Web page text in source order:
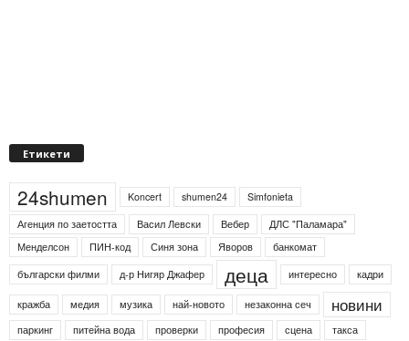
Етикети
24shumen Koncert shumen24
Simfonieta
Агенция по заетостта
Васил Левски Вебер
ДЛС "Паламара"
Менделсон
ПИН-код Синя зона Яворов
банкомат
български филми
д-р Нигяр Джафер деца интересно кадри
кражба медия музика най-новото незаконна сеч новини
паркинг питейна вода проверки професия сцена такса